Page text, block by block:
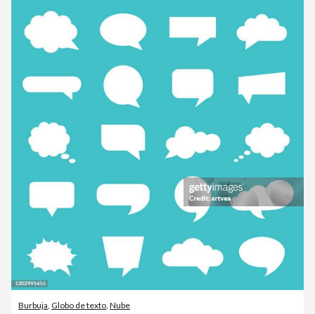
Burbuja Globo de texto Nube